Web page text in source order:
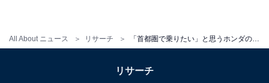
All About ニュース リサーチ 「首都圏で乗りたい」と思うホンダの車ランキング！ 2位「FIT」、1位は？
リサーチ